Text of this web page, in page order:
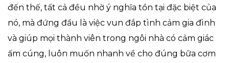
đến thế, tất cả đều nhờ ý nghĩa tồn tại đặc biệt của
nó, mà đứng đầu là việc vun đắp tình cảm gia đình
và giúp mọi thành viên trong ngôi nhà có cảm giác
ấm cúng, luôn muốn nhanh về cho đúng bữa cơm